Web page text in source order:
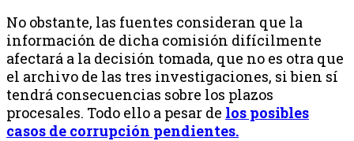
No obstante, las fuentes consideran que la
información de dicha comisión difícilmente
afectará a la decisión tomada, que no es otra que
el archivo de las tres investigaciones, si bien sí
tendrá consecuencias sobre los plazos
procesales. Todo ello a pesar de los posibles
casos de corrupción pendientes.